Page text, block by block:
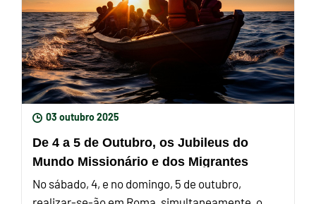
03 outubro 2025
De 4 a 5 de Outubro, os Jubileus do
Mundo Missionário e dos Migrantes
No sábado, 4, e no domingo, 5 de outubro,